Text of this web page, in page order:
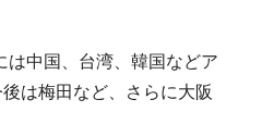
中国、台湾、韓国などア
は梅田など、さらに大阪